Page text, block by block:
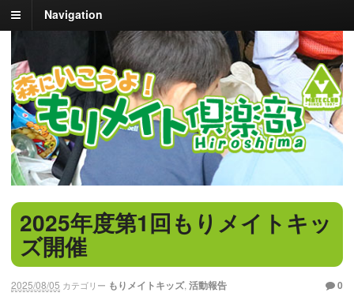
Navigation
2025年度第1回もりメイトキッ
ズ開催
2025/08/05 カテゴリー もりメイトキッズ, 活動報告 0